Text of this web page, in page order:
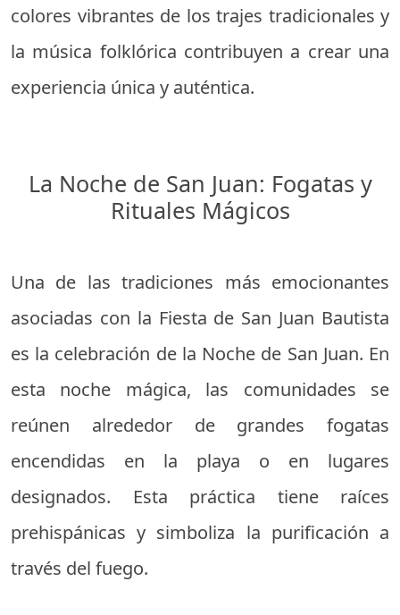
colores vibrantes de los trajes tradicionales y
la música folklórica contribuyen a crear una
experiencia única y auténtica.
La Noche de San Juan: Fogatas y
Rituales Mágicos
Una de las tradiciones más emocionantes
asociadas con la Fiesta de San Juan Bautista
es la celebración de la Noche de San Juan. En
esta noche mágica, las comunidades se
reúnen alrededor de grandes fogatas
encendidas en la playa o en lugares
designados. Esta práctica tiene raíces
prehispánicas y simboliza la purificación a
través del fuego.